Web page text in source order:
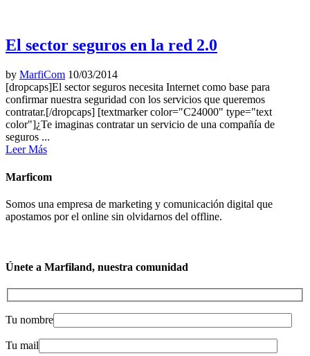
El sector seguros en la red 2.0
by MarfiCom 10/03/2014
[dropcaps]El sector seguros necesita Internet como base para
confirmar nuestra seguridad con los servicios que queremos
contratar.[/dropcaps] [textmarker color="C24000" type="text
color"]¿Te imaginas contratar un servicio de una compañía de
seguros ...
Leer Más
Marficom
Somos una empresa de marketing y comunicación digital que
apostamos por el online sin olvidarnos del offline.
Únete a Marfiland, nuestra comunidad
Tu nombre
Tu mail